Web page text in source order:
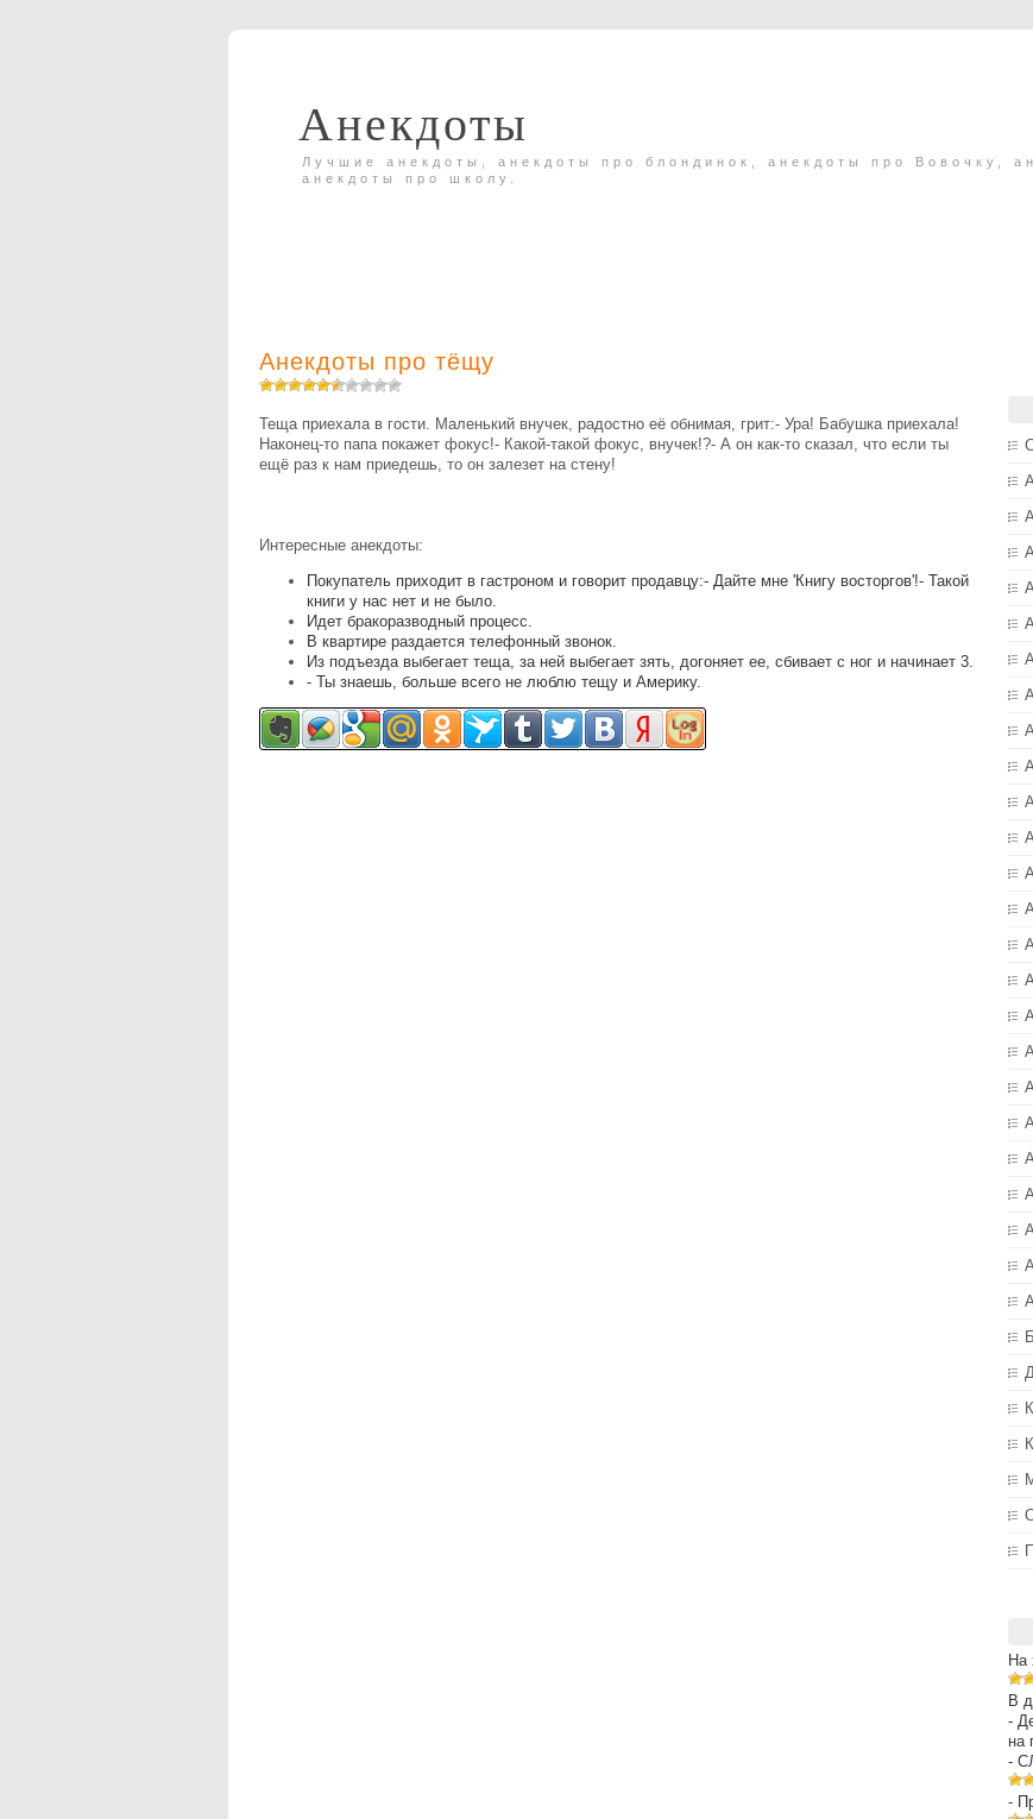
Анекдоты
Лучшие анекдоты, анекдоты про блондинок, анекдоты про Вовочку,
анекдоты про школу.
Анекдоты про тёщу
Теща приехала в гости. Маленький внучек, радостно её обнимая, грит:- Ура! Бабушка приехала!
Наконец-то папа покажет фокус!- Какой-такой фокус, внучек!?- А он как-то сказал, что если ты
ещё раз к нам приедешь, то он залезет на стену!
Интересные анекдоты:
Покупатель приходит в гастроном и говорит продавцу:- Дайте мне 'Книгу восторгов'!- Такой
книги у нас нет и не было.
Идет бракоразводный процесс.
В квартире раздается телефонный звонок.
Из подъезда выбегает теща, за ней выбегает зять, догоняет ее, сбивает с ног и начинает 3.
- Ты знаешь, больше всего не люблю тещу и Америку.
На
В
-
на
-
-